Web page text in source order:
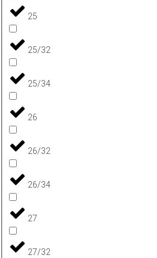
25
25/32
25/34
26
26/32
26/34
27
27/32